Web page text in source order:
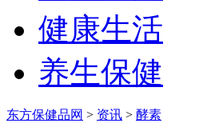
健康生活
养生保健
东方保健品网 > 资讯 > 酵素